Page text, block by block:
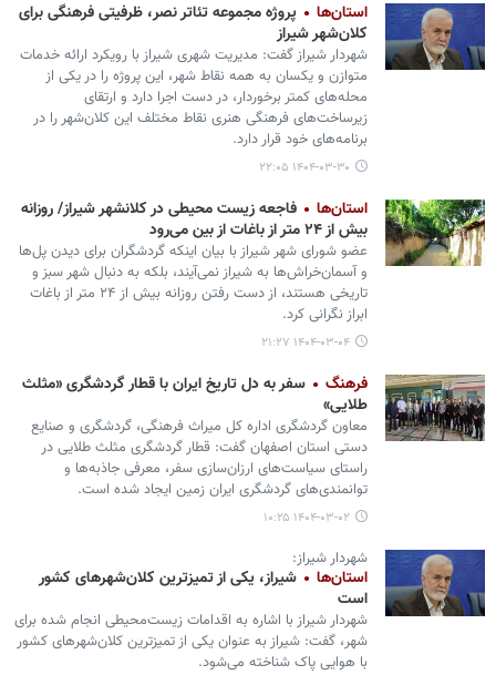
استان‌ها
پروژه مجموعه تئاتر نصر، ظرفیتی فرهنگی برای
کلان‌شهر شیراز
شهردار شیراز گفت: مدیریت شهری شیراز با رویکرد ارائه خدمات
متوازن و یکسان به همه نقاط شهر، این پروژه را در یکی از
محله‌های کمتر برخوردار، در دست اجرا دارد و ارتقای
زیرساخت‌های فرهنگی هنری نقاط مختلف این کلان‌شهر را در
برنامه‌های خود قرار دارد.
۱۴۰۴-۰۳-۳۰ ۲۲:۰۵
استان‌ها
فاجعه زیست محیطی در کلانشهر شیراز/ روزانه
بیش از ۲۴ متر از باغات از بین می‌رود
عضو شورای شهر شیراز با بیان اینکه گردشگران برای دیدن پل‌ها
و آسمان‌خراش‌ها به شیراز نمی‌آیند، بلکه به دنبال شهر سبز و
تاریخی هستند، از دست رفتن روزانه بیش از ۲۴ متر از باغات
ابراز نگرانی کرد.
۱۴۰۴-۰۳-۰۴ ۲۱:۲۷
فرهنگ
سفر به دل تاریخ ایران با قطار گردشگری «مثلث
طلایی»
معاون گردشگری اداره کل میراث فرهنگی، گردشگری و صنایع
دستی استان اصفهان گفت: قطار گردشگری مثلث طلایی در
راستای سیاست‌های ارزان‌سازی سفر، معرفی جاذبه‌ها و
توانمندی‌های گردشگری ایران زمین ایجاد شده است.
۱۴۰۴-۰۳-۰۲ ۱۰:۲۵
شهردار شیراز:
استان‌ها
شیراز، یکی از تمیزترین کلان‌شهرهای کشور
است
شهردار شیراز با اشاره به اقدامات زیست‌محیطی انجام‌ شده برای
شهر، گفت: شیراز به عنوان یکی از تمیزترین کلان‌شهرهای کشور
با هوایی پاک شناخته می‌شود.